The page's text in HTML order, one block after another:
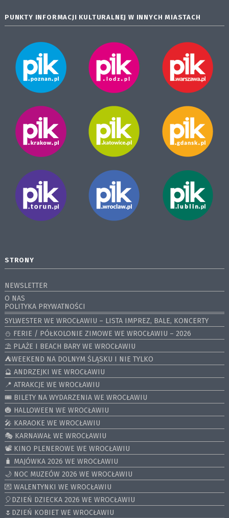
PUNKTY INFORMACJI KULTURALNEJ W INNYCH MIASTACH
STRONY
NEWSLETTER
O NAS
POLITYKA PRYWATNOŚCI
SYLWESTER WE WROCŁAWIU – LISTA IMPREZ, BALE, KONCERTY
⛄️ FERIE / PÓŁKOLONIE ZIMOWE WE WROCŁAWIU – 2026
⛱️ PLAŻE I BEACH BARY WE WROCŁAWIU
⛺️WEEKEND NA DOLNYM ŚLĄSKU I NIE TYLKO
🔮 ANDRZEJKI WE WROCŁAWIU
📍 ATRAKCJE WE WROCŁAWIU
🎟️ BILETY NA WYDARZENIA WE WROCŁAWIU
🎃 HALLOWEEN WE WROCŁAWIU
🎤 KARAOKE WE WROCŁAWIU
🎭 KARNAWAŁ WE WROCŁAWIU
📽️ KINO PLENEROWE WE WROCŁAWIU
🧳 MAJÓWKA 2026 WE WROCŁAWIU
🌙 NOC MUZEÓW 2026 WE WROCŁAWIU
💌 WALENTYNKI WE WROCŁAWIU
🎈DZIEŃ DZIECKA 2026 WE WROCŁAWIU
🌷DZIEŃ KOBIET WE WROCŁAWIU